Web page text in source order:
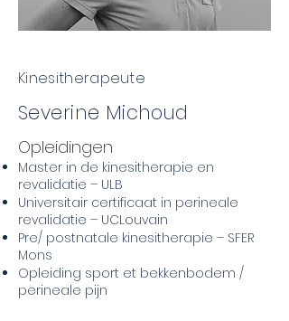
Kinesitherapeute
Severine Michoud
Opleidingen
Master in de kinesitherapie en
revalidatie – ULB
Universitair certificaat in perineale
revalidatie – UCLouvain
Pre/ postnatale kinesitherapie – SFER
Mons
Opleiding sport et bekkenbodem /
perineale pijn